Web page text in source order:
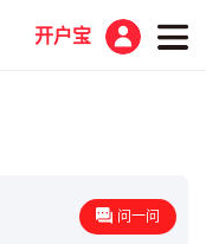
开户宝
问一问